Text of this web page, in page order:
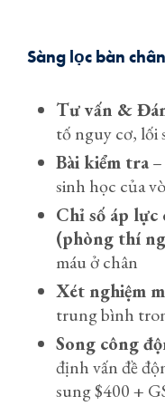
Sàng lọc bàn
Tư vấn &
tố nguy cơ, lối
Bài kiểm tra–
sinh học của
Chỉ số áp lực
(phòng thí
máu ở chân
Xét nghiệm
trung bình
Song công
định vấn đề
sung $400 +